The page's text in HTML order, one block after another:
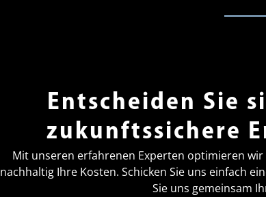
Entscheiden Sie
zukunftssichere
Mit unseren erfahrenen Experten optimieren
nachhaltig Ihre Kosten. Schicken Sie uns einfach
Sie uns gemeinsam